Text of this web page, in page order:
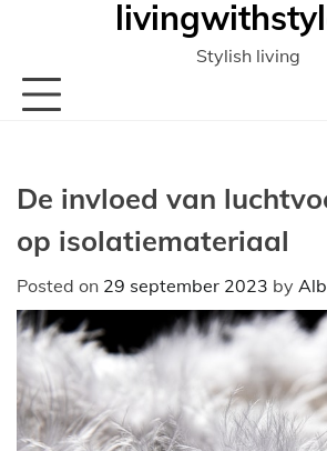
inhoud
Stylish living
De invloed van
op isolatiemateriaal
Posted on 29 september 2023 by